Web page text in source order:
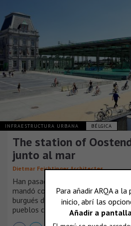
INFRAESTRUCTURA URBANA BÉLGICA
The station of
junto al mar
Dietmar Feichtinger Architectes
Han pasado más de cien años
mandó construir la actual estación
burgués de magnífica arquitectura,
pueblos costeros".